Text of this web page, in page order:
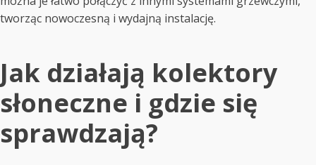
tworząc nowoczesną i wydajną instalację.
Jak działają kolektory
słoneczne i gdzie się
sprawdzają?